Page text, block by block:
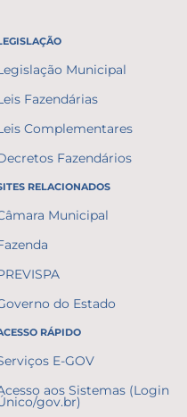
Municipal
Fazendárias
Complementares
Fazendários
RELACIONADOS
Municipal
do Estado
RÁPIDO
E-GOV
aos Sistemas (Login
gov.br)